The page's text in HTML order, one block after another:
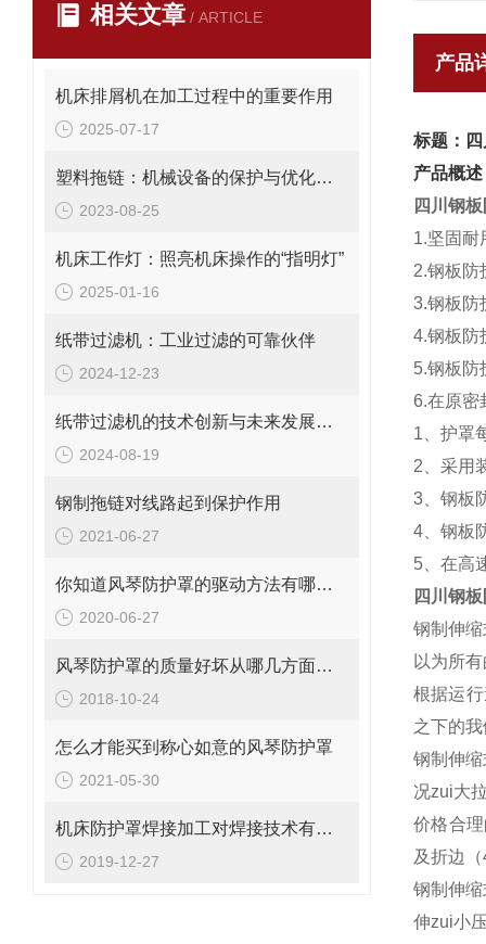
相关文章 / ARTICLE
机床排屑机在加工过程中的重要作用
2025-07-17
塑料拖链：机械设备的保护与优化装置
2023-08-25
机床工作灯：照亮机床操作的“指明灯”
2025-01-16
纸带过滤机：工业过滤的可靠伙伴
2024-12-23
纸带过滤机的技术创新与未来发展趋势
2024-08-19
钢制拖链对线路起到保护作用
2021-06-27
你知道风琴防护罩的驱动方法有哪些吗？
2020-06-27
风琴防护罩的质量好坏从哪几方面区分
2018-10-24
怎么才能买到称心如意的风琴防护罩
2021-05-30
机床防护罩焊接加工对焊接技术有哪些要求
2019-12-27
产品
标题：
产品概述
四川钢
1.坚固耐
2.钢板防
3.钢板防
4.钢板防
5.钢板防
6.在原
1、护罩
2、采用
3、钢板
4、钢板
5、在高
四川钢
钢制伸
以为所
根据运
之下的
钢制伸
况zui大
价格合
及折边
钢制伸
伸zui小